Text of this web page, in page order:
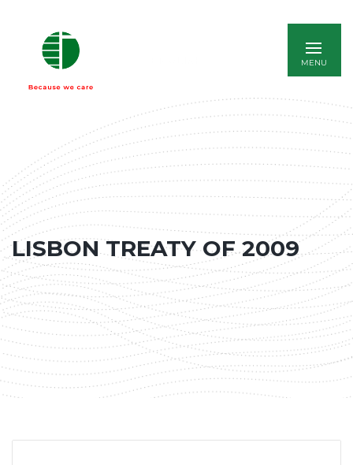
LISBON TREATY OF 2009